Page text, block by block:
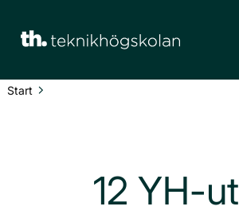
Main Navigation
Start
12 YH-